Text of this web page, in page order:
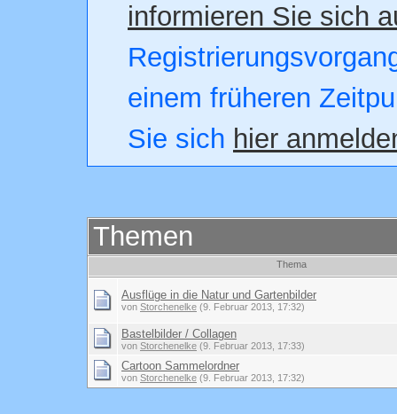
informieren Sie sich
einem früheren
Sie sich hier
Themen
Thema
Ausflüge in die Natur und Gartenbilder
von Storchenelke (9. Februar 2013, 17:32)
Bastelbilder / Collagen
von Storchenelke (9. Februar 2013, 17:33)
Cartoon Sammelordner
von Storchenelke (9. Februar 2013, 17:32)